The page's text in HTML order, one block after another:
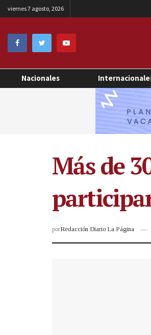
viernes 7 agosto, 2026
Nacionales
Más de
porRedacción Diario La Página